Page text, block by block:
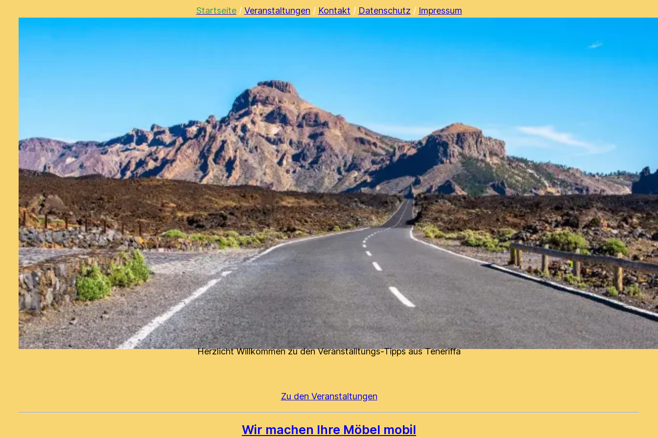
Startseite/ Veranstaltungen / Kontakt / Datenschutz / Impressum
Herzlicht Willkommen zu den Veranstalltungs-Tipps aus Teneriffa
Zu den Veranstaltungen
Wir machen Ihre Möbel mobil